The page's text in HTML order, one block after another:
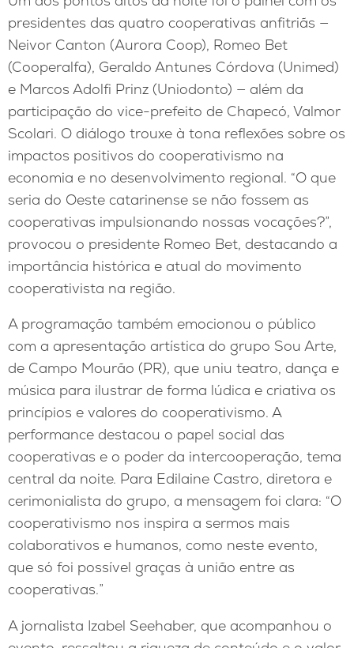
presidentes das quatro cooperativas anfitriãs —
Neivor Canton (Aurora Coop), Romeo Bet
(Cooperalfa), Geraldo Antunes Córdova (Unimed)
e Marcos Adolfi Prinz (Uniodonto) — além da
participação do vice-prefeito de Chapecó, Valmor
Scolari. O diálogo trouxe à tona reflexões sobre os
impactos positivos do cooperativismo na
economia e no desenvolvimento regional. “O que
seria do Oeste catarinense se não fossem as
cooperativas impulsionando nossas vocações?”,
provocou o presidente Romeo Bet, destacando a
importância histórica e atual do movimento
cooperativista na região.
A programação também emocionou o público
com a apresentação artística do grupo Sou Arte,
de Campo Mourão (PR), que uniu teatro, dança e
música para ilustrar de forma lúdica e criativa os
princípios e valores do cooperativismo. A
performance destacou o papel social das
cooperativas e o poder da intercooperação, tema
central da noite. Para Edilaine Castro, diretora e
cerimonialista do grupo, a mensagem foi clara: “O
cooperativismo nos inspira a sermos mais
colaborativos e humanos, como neste evento,
que só foi possível graças à união entre as
cooperativas.”
A jornalista Izabel Seehaber, que acompanhou o